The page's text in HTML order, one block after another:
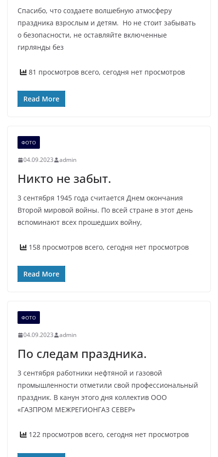
Спасибо, что создаете волшебную атмосферу
праздника взрослым и детям. Но не стоит забывать
о безопасности, не оставляйте включенные
гирлянды без
81 просмотров всего, сегодня нет просмотров
Read More
ФОТО
04.09.2023 admin
Никто не забыт.
3 сентября 1945 года считается Днем окончания
Второй мировой войны. По всей стране в этот день
вспоминают всех прошедших войну,
158 просмотров всего, сегодня нет просмотров
Read More
ФОТО
04.09.2023 admin
По следам праздника.
3 сентября работники нефтяной и газовой
промышленности отметили свой профессиональный
праздник. В канун этого дня коллектив ООО
«ГАЗПРОМ МЕЖРЕГИОНГАЗ СЕВЕР»
122 просмотров всего, сегодня нет просмотров